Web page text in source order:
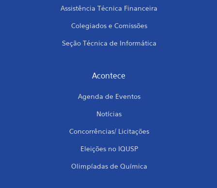
Assistência Técnica Financeira
Colegiados e Comissões
Seção Técnica de Informática
Acontece
Agenda de Eventos
Notícias
Concorrências/ Licitações
Eleições no IQUSP
Olimpíadas de Química